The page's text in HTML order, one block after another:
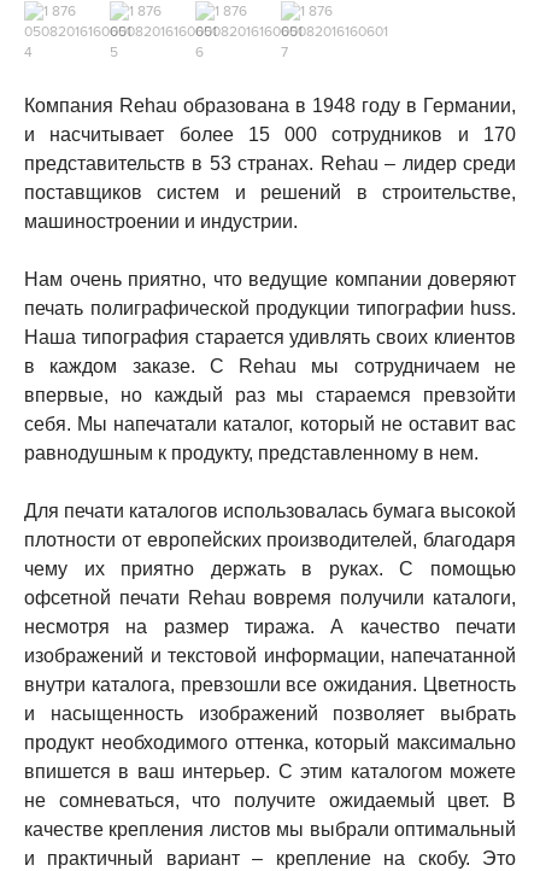
Компания Rehau образована в 1948 году в Германии,
и насчитывает более 15 000 сотрудников и 170
представительств в 53 странах. Rehau – лидер среди
поставщиков систем и решений в строительстве,
машиностроении и индустрии.
Нам очень приятно, что ведущие компании доверяют
печать полиграфической продукции типографии huss.
Наша типография старается удивлять своих клиентов
в каждом заказе. С Rehau мы сотрудничаем не
впервые, но каждый раз мы стараемся превзойти
себя. Мы напечатали каталог, который не оставит вас
равнодушным к продукту, представленному в нем.
Для печати каталогов использовалась бумага высокой
плотности от европейских производителей, благодаря
чему их приятно держать в руках. С помощью
офсетной печати Rehau вовремя получили каталоги,
несмотря на размер тиража. А качество печати
изображений и текстовой информации, напечатанной
внутри каталога, превзошли все ожидания. Цветность
и насыщенность изображений позволяет выбрать
продукт необходимого оттенка, который максимально
впишется в ваш интерьер. С этим каталогом можете
не сомневаться, что получите ожидаемый цвет. В
качестве крепления листов мы выбрали оптимальный
и практичный вариант – крепление на скобу. Это